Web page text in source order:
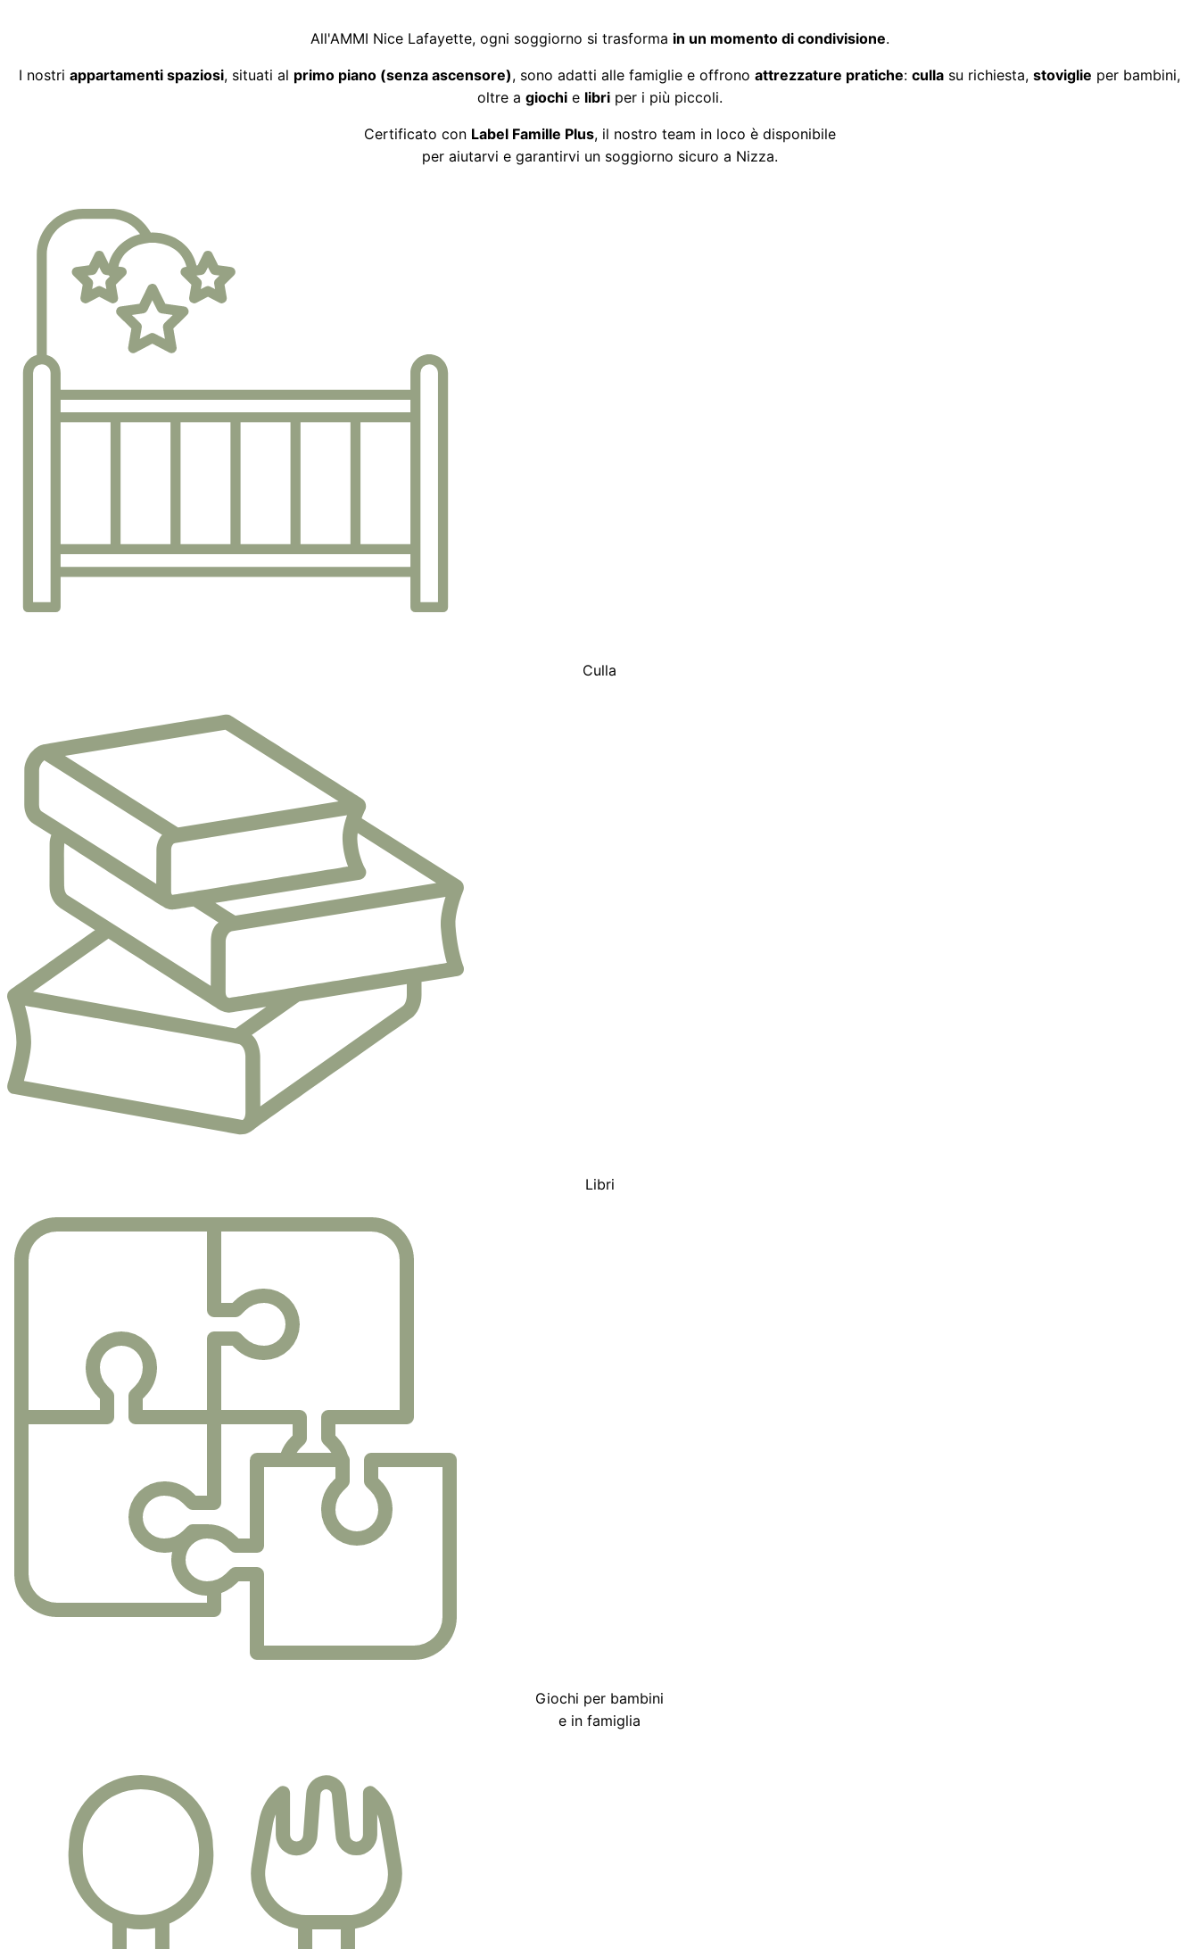
All'AMMI Nice Lafayette, ogni soggiorno si trasforma in un momento di condivisione.
I nostri appartamenti spaziosi, situati al primo piano (senza ascensore), sono adatti alle famiglie e offrono attrezzature pratiche: culla su richiesta, stoviglie per bambini,
oltre a giochie libriper i più piccoli.
Certificato con Label Famille Plus, il nostro team in loco è disponibile
per aiutarvi e garantirvi un soggiorno sicuro a Nizza.
Culla
Libri
Giochi per bambini
e in famiglia